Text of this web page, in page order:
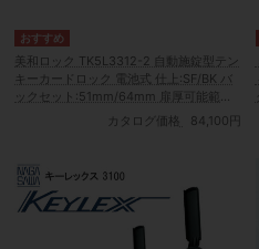
美和ロック TK5L3312-2 自動施錠型テン
キーカードロック 電池式 仕上:SF/BK バ
ックセット:51mm/64mm 扉厚可能範囲
カタログ価格 84,100円